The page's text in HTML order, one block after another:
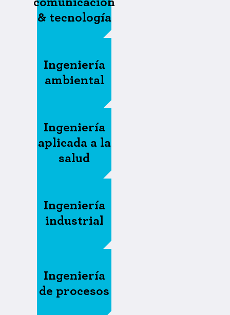
& tecnología
Ingeniería
ambiental
Ingeniería
aplicada a la
salud
Ingeniería
industrial
Ingeniería
de procesos